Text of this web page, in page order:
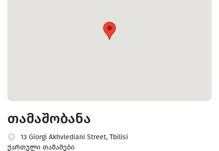
თამაშობანა
13 Giorgi Akhvlediani Street, Tbilisi
ქართული თამაშები